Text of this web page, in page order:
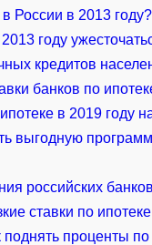
России в 2013 году?
году
кредитов
банков по
в 2019 году
выгодную
российских банков
ставки по
проценты по